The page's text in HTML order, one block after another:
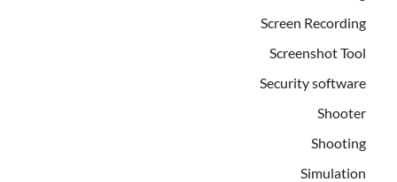
Screen Recording
Screenshot Tool
Security software
Shooter
Shooting
Simulation